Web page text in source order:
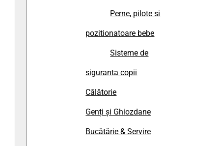
Perne, pilote si
pozitionatoare bebe
Sisteme de
siguranta copii
Călătorie
Genți și Ghiozdane
Bucătărie & Servire